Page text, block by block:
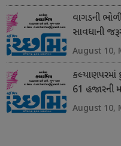
વાગડની
સાવધાની
August 10,
કલ્યાણપરમાં
61 હજારની
August 10,